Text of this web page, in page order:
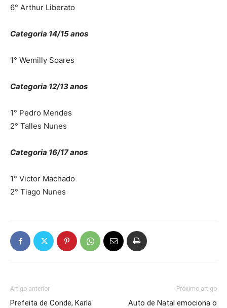
6° Arthur Liberato
Categoria 14/15 anos
1° Wemilly Soares
Categoria 12/13 anos
1° Pedro Mendes
2° Talles Nunes
Categoria 16/17 anos
1° Victor Machado
2° Tiago Nunes
Artigo anterior
Prefeita de Conde, Karla
Próximo artigo
Auto de Natal emociona o